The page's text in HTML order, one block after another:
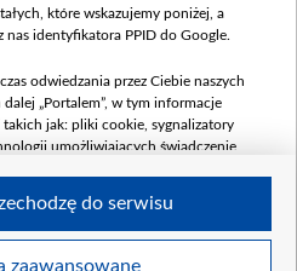
które wskazujemy poniżej, a
nas identyfikatora PPID do Google.
odwiedzania przez Ciebie naszych
dalej „Portalem”, w tym informacje
jak: pliki cookie, sygnalizatory
umożliwiających świadczenie
odwiedzania przez Ciebie
zaawansowane
do serwisu